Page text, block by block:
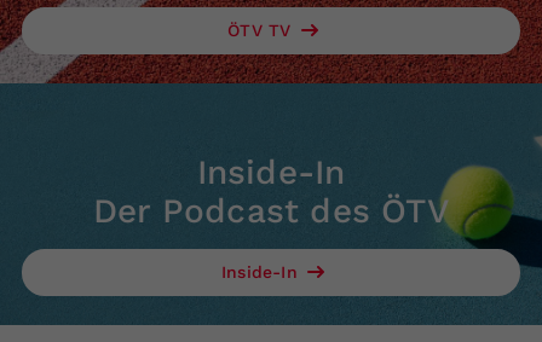
ÖTV TV
Inside-In
Der Podcast des ÖTV
Inside-In